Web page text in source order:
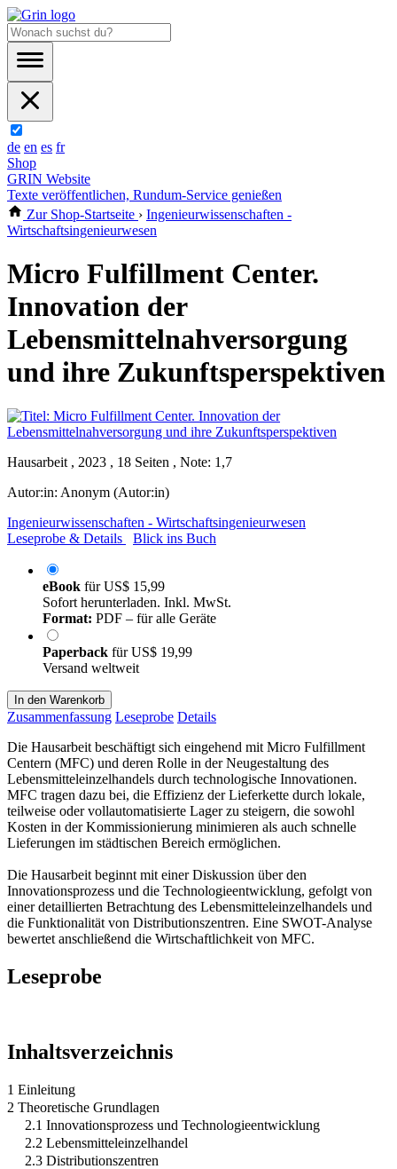
de en es fr
Shop
GRIN Website
Texte veröffentlichen, Rundum-Service genießen
Zur Shop-Startseite › Ingenieurwissenschaften -
Wirtschaftsingenieurwesen
Micro Fulfillment Center.
Innovation der
Lebensmittelnahversorgung
und ihre Zukunftsperspektiven
Hausarbeit , 2023 , 18 Seiten , Note: 1,7
Autor:in: Anonym (Autor:in)
Ingenieurwissenschaften - Wirtschaftsingenieurwesen
Leseprobe & Details
Blick ins Buch
eBook fürUS$ 15,99
Sofort herunterladen. Inkl. MwSt.
Format: PDF – für alle Geräte
Paperback fürUS$ 19,99
Versand weltweit
In den Warenkorb
Zusammenfassung Leseprobe Details
Die Hausarbeit beschäftigt sich eingehend mit Micro Fulfillment
Centern (MFC) und deren Rolle in der Neugestaltung des
Lebensmitteleinzelhandels durch technologische Innovationen.
MFC tragen dazu bei, die Effizienz der Lieferkette durch lokale,
teilweise oder vollautomatisierte Lager zu steigern, die sowohl
Kosten in der Kommissionierung minimieren als auch schnelle
Lieferungen im städtischen Bereich ermöglichen.
Die Hausarbeit beginnt mit einer Diskussion über den
Innovationsprozess und die Technologieentwicklung, gefolgt von
einer detaillierten Betrachtung des Lebensmitteleinzelhandels und
die Funktionalität von Distributionszentren. Eine SWOT-Analyse
bewertet anschließend die Wirtschaftlichkeit von MFC.
Leseprobe
Inhaltsverzeichnis
1 Einleitung
2 Theoretische Grundlagen
2.1 Innovationsprozess und Technologieentwicklung
2.2 Lebensmitteleinzelhandel
2.3 Distributionszentren